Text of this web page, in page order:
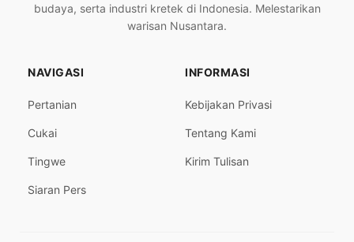
budaya, serta industri kretek di Indonesia. Melestarikan
warisan Nusantara.
NAVIGASI
Pertanian
Cukai
Tingwe
Siaran Pers
INFORMASI
Kebijakan Privasi
Tentang Kami
Kirim Tulisan